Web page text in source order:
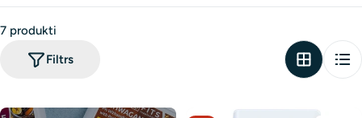
7 produkti
Filtrs